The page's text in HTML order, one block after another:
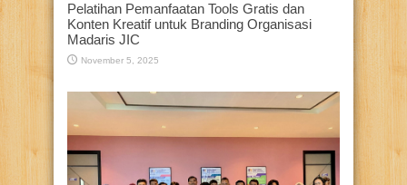
Pelatihan Pemanfaatan Tools Gratis dan
Konten Kreatif untuk Branding Organisasi
Madaris JIC
November 5, 2025